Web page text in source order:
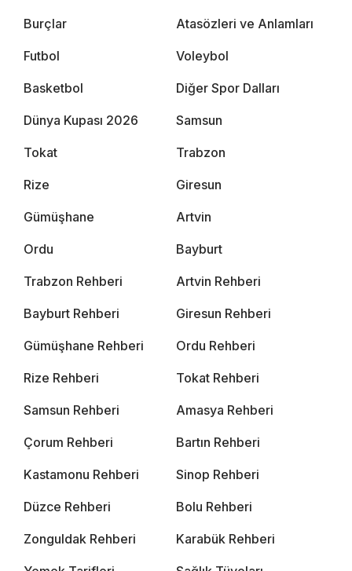
Burçlar Atasözleri ve Anlamları
Futbol Voleybol
Basketbol Diğer Spor Dalları
Dünya Kupası 2026 Samsun
Tokat Trabzon
Rize Giresun
Gümüşhane Artvin
Ordu Bayburt
Trabzon Rehberi Artvin Rehberi
Bayburt Rehberi Giresun Rehberi
Gümüşhane Rehberi Ordu Rehberi
Rize Rehberi Tokat Rehberi
Samsun Rehberi Amasya Rehberi
Çorum Rehberi Bartın Rehberi
Kastamonu Rehberi Sinop Rehberi
Düzce Rehberi Bolu Rehberi
Zonguldak Rehberi Karabük Rehberi